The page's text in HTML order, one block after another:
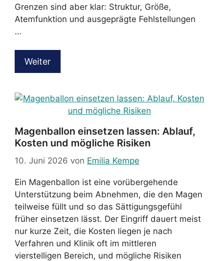
Grenzen sind aber klar: Struktur, Größe,
Atemfunktion und ausgeprägte Fehlstellungen
…
Weiter
Magenballon einsetzen lassen: Ablauf,
Kosten und mögliche Risiken
10. Juni 2026 von Emilia Kempe
Ein Magenballon ist eine vorübergehende
Unterstützung beim Abnehmen, die den Magen
teilweise füllt und so das Sättigungsgefühl
früher einsetzen lässt. Der Eingriff dauert meist
nur kurze Zeit, die Kosten liegen je nach
Verfahren und Klinik oft im mittleren
vierstelligen Bereich, und mögliche Risiken